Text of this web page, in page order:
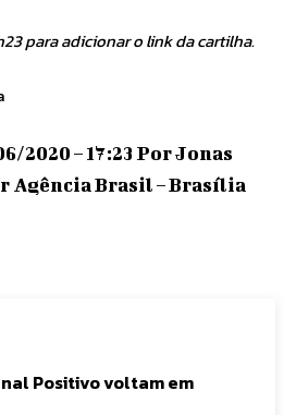
para adicionar o link da cartilha.
2020 – 17:23 Por Jonas
Agência Brasil – Brasília
Positivo voltam em